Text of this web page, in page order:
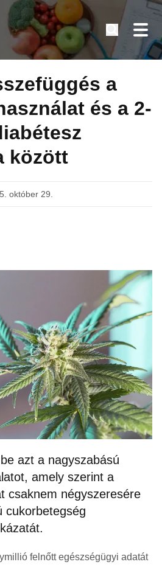
cukorbetegeknek
a
és a 2-
között
október 29.
azt a nagyszabású
amely szerint a
csaknem négyszeresére
cukorbetegség
felnőtt egészségügyi adatát